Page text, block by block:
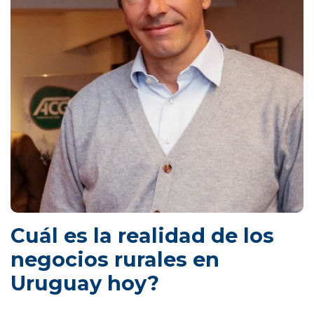
Cuál es la realidad de los
negocios rurales en
Uruguay hoy?